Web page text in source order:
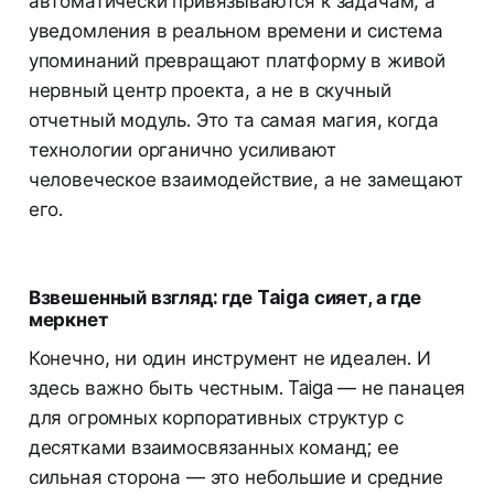
уведомления в реальном времени и система
упоминаний превращают платформу в живой
нервный центр проекта, а не в скучный
отчетный модуль. Это та самая магия, когда
технологии органично усиливают
человеческое взаимодействие, а не замещают
его.
Взвешенный взгляд: где Taiga сияет, а где
меркнет
Конечно, ни один инструмент не идеален. И
здесь важно быть честным. Taiga — не панацея
для огромных корпоративных структур с
десятками взаимосвязанных команд; ее
сильная сторона — это небольшие и средние